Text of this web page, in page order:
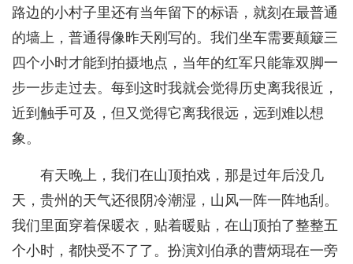
路边的小村子里还有当年留下的标语，就刻在最普通
的墙上，普通得像昨天刚写的。我们坐车需要颠簸三
四个小时才能到拍摄地点，当年的红军只能靠双脚一
步一步走过去。每到这时我就会觉得历史离我很近，
近到触手可及，但又觉得它离我很远，远到难以想
象。
有天晚上，我们在山顶拍戏，那是过年后没几
天，贵州的天气还很阴冷潮湿，山风一阵一阵地刮。
我们里面穿着保暖衣，贴着暖贴，在山顶拍了整整五
个小时，都快受不了了。扮演刘伯承的曹炳琨在一旁